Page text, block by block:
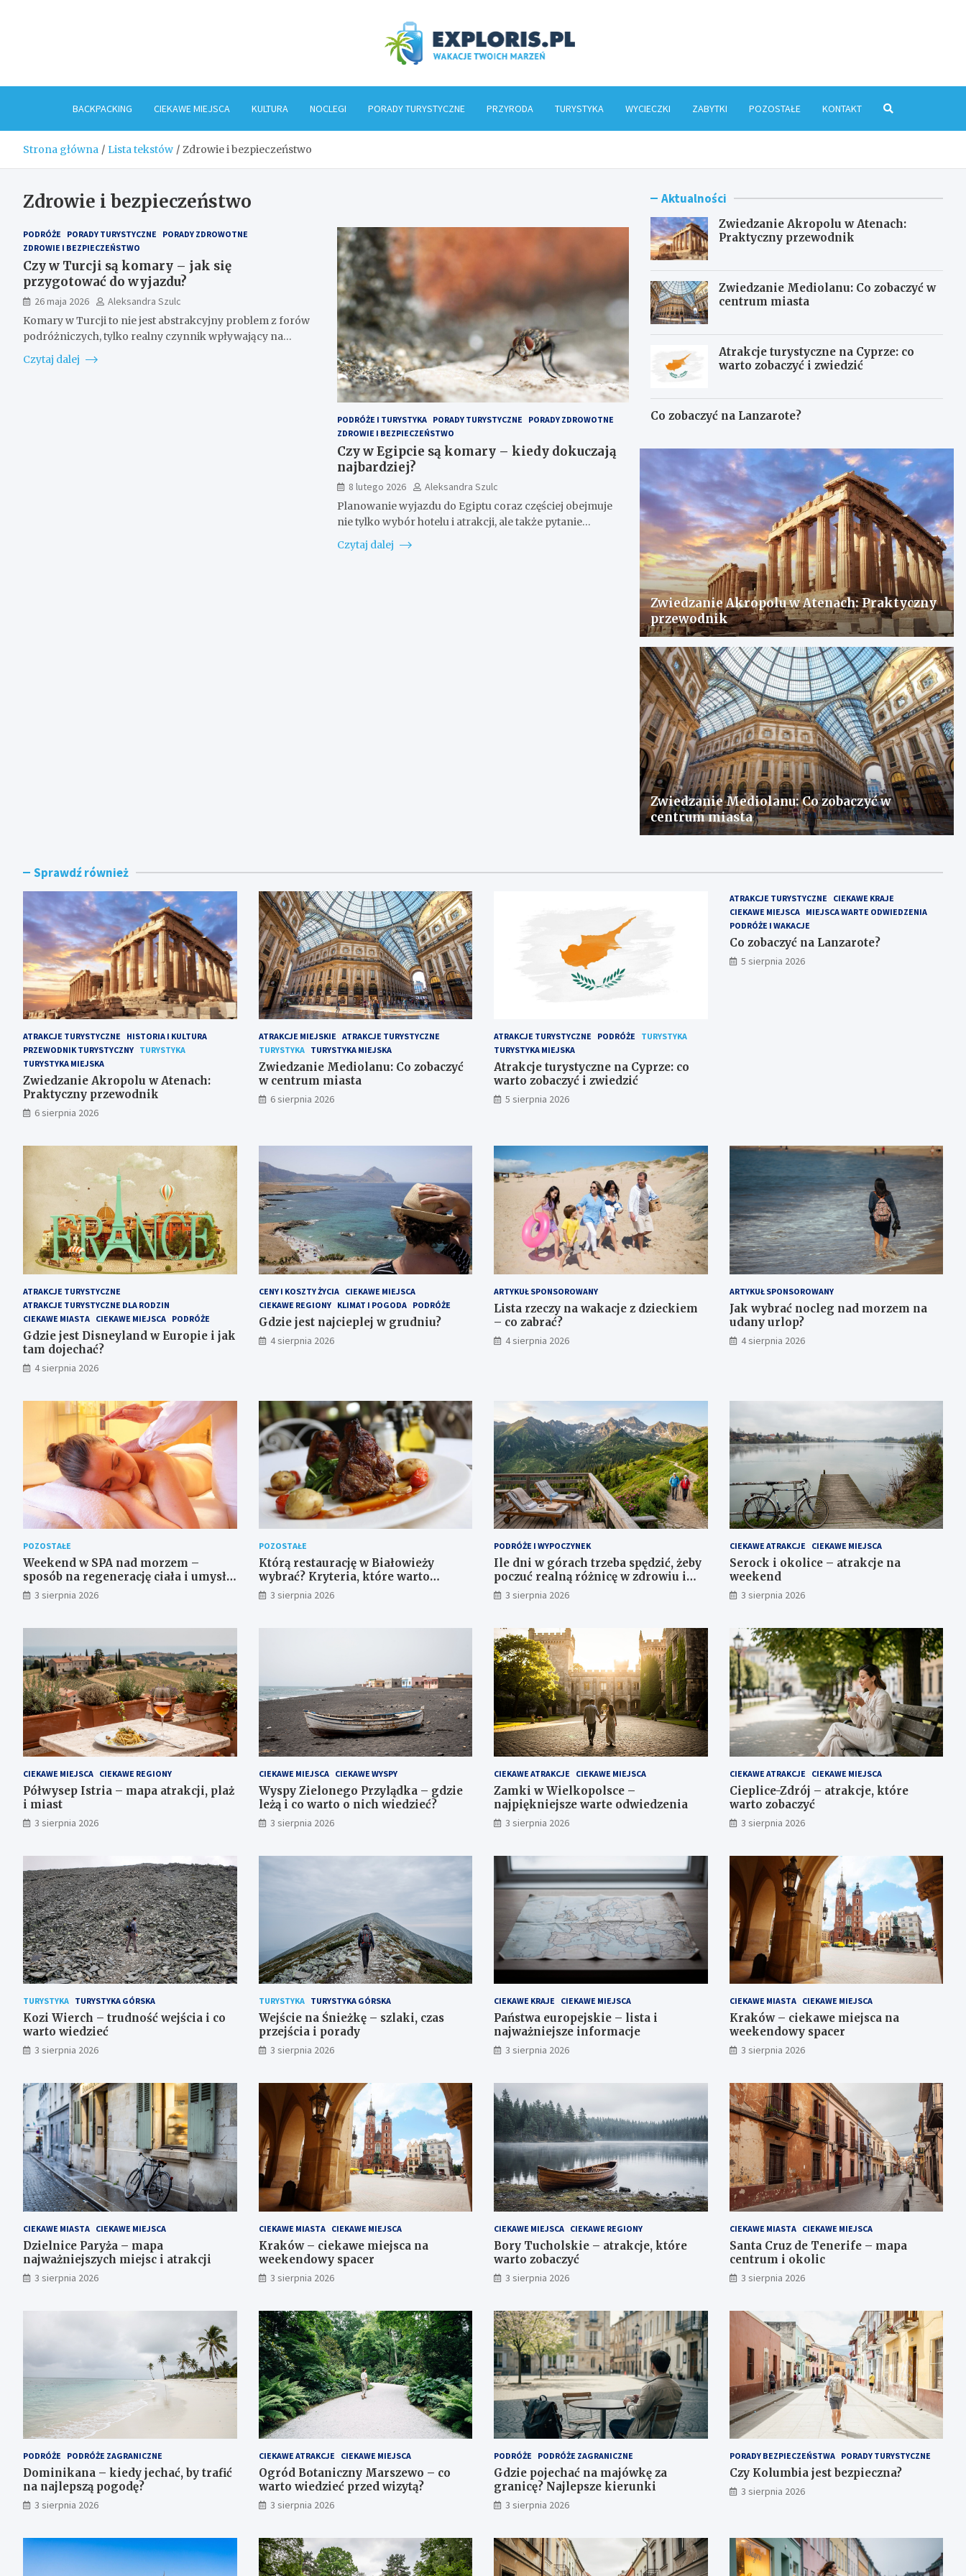
BACKPACKING CIEKAWE MIEJSCA KULTURA NOCLEGI PORADY TURYSTYCZNE PRZYRODA TURYSTYKA WYCIECZKI ZABYTKI POZOSTAŁE KONTAKT
Strona główna Lista tekstów Zdrowie i bezpieczeństwo
Zdrowie i bezpieczeństwo
PODRÓŻE PORADY TURYSTYCZNE
PORADY ZDROWOTNE
ZDROWIE I BEZPIECZEŃSTWO
Czy w Turcji są komary – jak się
przygotować do wyjazdu?
26 maja 2026
Aleksandra Szulc
Komary w Turcji to nie jest abstrakcyjny problem z forów
podróżniczych, tylko realny czynnik wpływający na…
Czytaj dalej
PODRÓŻE I TURYSTYKA PORADY TURYSTYCZNE
PORADY ZDROWOTNE
ZDROWIE I BEZPIECZEŃSTWO
Czy w Egipcie są komary – kiedy dokuczają
najbardziej?
8 lutego 2026
Aleksandra Szulc
Planowanie wyjazdu do Egiptu coraz częściej obejmuje
nie tylko wybór hotelu i atrakcji, ale także pytanie…
Czytaj dalej
Aktualności
Zwiedzanie Akropolu w Atenach:
Praktyczny przewodnik
Zwiedzanie Mediolanu: Co zobaczyć w
centrum miasta
Atrakcje turystyczne na Cyprze: co
warto zobaczyć i zwiedzić
Co zobaczyć na Lanzarote?
Zwiedzanie Akropolu w Atenach: Praktyczny
przewodnik
Zwiedzanie Mediolanu: Co zobaczyć w
centrum miasta
Sprawdź również
ATRAKCJE TURYSTYCZNE
HISTORIA I KULTURA
PRZEWODNIK TURYSTYCZNY TURYSTYKA
TURYSTYKA MIEJSKA
Zwiedzanie Akropolu w Atenach:
Praktyczny przewodnik
6 sierpnia 2026
ATRAKCJE MIEJSKIE ATRAKCJE TURYSTYCZNE
TURYSTYKA
TURYSTYKA MIEJSKA
Zwiedzanie Mediolanu: Co zobaczyć
w centrum miasta
6 sierpnia 2026
ATRAKCJE TURYSTYCZNE PODRÓŻE
TURYSTYKA
TURYSTYKA MIEJSKA
Atrakcje turystyczne na Cyprze: co
warto zobaczyć i zwiedzić
5 sierpnia 2026
ATRAKCJE TURYSTYCZNE
CIEKAWE KRAJE
CIEKAWE MIEJSCA
MIEJSCA WARTE ODWIEDZENIA
PODRÓŻE I WAKACJE
Co zobaczyć na Lanzarote?
5 sierpnia 2026
ATRAKCJE TURYSTYCZNE
ATRAKCJE TURYSTYCZNE DLA RODZIN
CIEKAWE MIASTA CIEKAWE MIEJSCA PODRÓŻE
Gdzie jest Disneyland w Europie i jak
tam dojechać?
4 sierpnia 2026
CENY I KOSZTY ŻYCIA
CIEKAWE MIEJSCA
CIEKAWE REGIONY
KLIMAT I POGODA PODRÓŻE
Gdzie jest najcieplej w grudniu?
4 sierpnia 2026
ARTYKUŁ SPONSOROWANY
Lista rzeczy na wakacje z dzieckiem
– co zabrać?
4 sierpnia 2026
ARTYKUŁ SPONSOROWANY
Jak wybrać nocleg nad morzem na
udany urlop?
4 sierpnia 2026
POZOSTAŁE
Weekend w SPA nad morzem –
sposób na regenerację ciała i umysłu
w wyjątkowym otoczeniu
3 sierpnia 2026
POZOSTAŁE
Którą restaurację w Białowieży
wybrać? Kryteria, które warto
sprawdzić przed rezerwacją
3 sierpnia 2026
PODRÓŻE I WYPOCZYNEK
Ile dni w górach trzeba spędzić, żeby
poczuć realną różnicę w zdrowiu i
samopoczuciu?
3 sierpnia 2026
CIEKAWE ATRAKCJE CIEKAWE MIEJSCA
Serock i okolice – atrakcje na
weekend
3 sierpnia 2026
CIEKAWE MIEJSCA CIEKAWE REGIONY
Półwysep Istria – mapa atrakcji, plaż
i miast
3 sierpnia 2026
CIEKAWE MIEJSCA CIEKAWE WYSPY
Wyspy Zielonego Przylądka – gdzie
leżą i co warto o nich wiedzieć?
3 sierpnia 2026
CIEKAWE ATRAKCJE CIEKAWE MIEJSCA
Zamki w Wielkopolsce –
najpiękniejsze warte odwiedzenia
3 sierpnia 2026
CIEKAWE ATRAKCJE CIEKAWE MIEJSCA
Cieplice-Zdrój – atrakcje, które
warto zobaczyć
3 sierpnia 2026
TURYSTYKA TURYSTYKA GÓRSKA
Kozi Wierch – trudność wejścia i co
warto wiedzieć
3 sierpnia 2026
TURYSTYKA TURYSTYKA GÓRSKA
Wejście na Śnieżkę – szlaki, czas
przejścia i porady
3 sierpnia 2026
CIEKAWE KRAJE CIEKAWE MIEJSCA
Państwa europejskie – lista i
najważniejsze informacje
3 sierpnia 2026
CIEKAWE MIASTA CIEKAWE MIEJSCA
Kraków – ciekawe miejsca na
weekendowy spacer
3 sierpnia 2026
CIEKAWE MIASTA CIEKAWE MIEJSCA
Dzielnice Paryża – mapa
najważniejszych miejsc i atrakcji
3 sierpnia 2026
CIEKAWE MIASTA CIEKAWE MIEJSCA
Kraków – ciekawe miejsca na
weekendowy spacer
3 sierpnia 2026
CIEKAWE MIEJSCA CIEKAWE REGIONY
Bory Tucholskie – atrakcje, które
warto zobaczyć
3 sierpnia 2026
CIEKAWE MIASTA CIEKAWE MIEJSCA
Santa Cruz de Tenerife – mapa
centrum i okolic
3 sierpnia 2026
PODRÓŻE PODRÓŻE ZAGRANICZNE
Dominikana – kiedy jechać, by trafić
na najlepszą pogodę?
3 sierpnia 2026
CIEKAWE ATRAKCJE CIEKAWE MIEJSCA
Ogród Botaniczny Marszewo – co
warto wiedzieć przed wizytą?
3 sierpnia 2026
PODRÓŻE PODRÓŻE ZAGRANICZNE
Gdzie pojechać na majówkę za
granicę? Najlepsze kierunki
3 sierpnia 2026
PORADY BEZPIECZEŃSTWA PORADY TURYSTYCZNE
Czy Kolumbia jest bezpieczna?
3 sierpnia 2026